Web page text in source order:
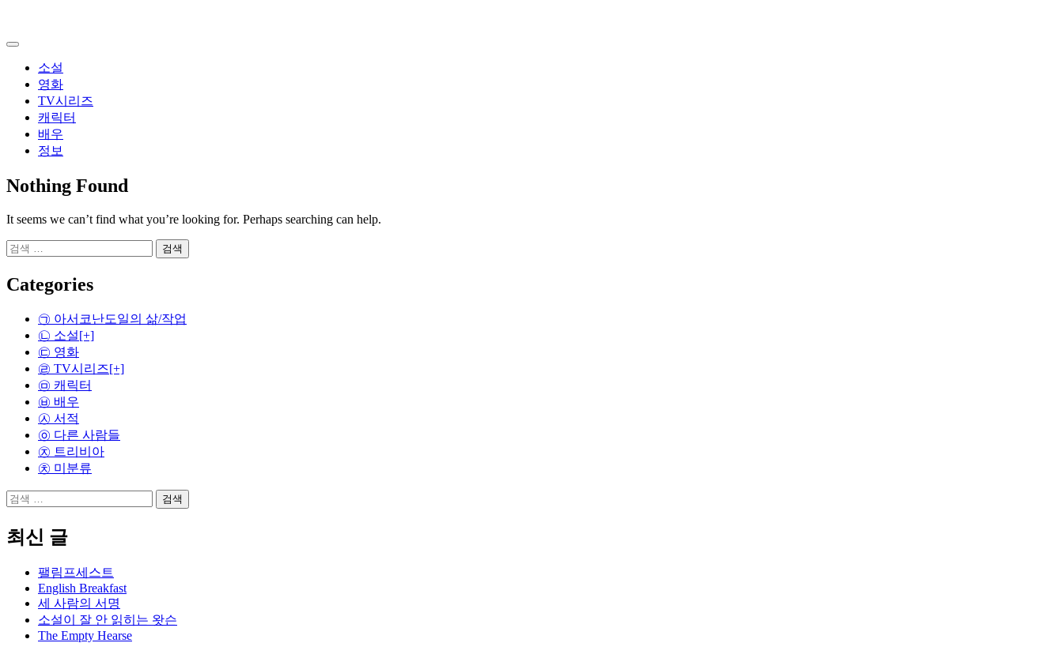
content
소설
영화
TV시리즈
캐릭터
배우
정보
Nothing Found
It seems we can’t find what you’re looking for. Perhaps searching can help.
검
Categories
㉠ 아서코난도일의 삶/작업
㉡ 소설[+]
㉢ 영화
㉣ TV시리즈[+]
㉤ 캐릭터
㉥ 배우
㉦ 서적
㉧ 다른 사람들
㉨ 트리비아
㉩ 미분류
검
최신 글
팰림프세스트
English Breakfast
세 사람의 서명
소설이 잘 안 읽히는 왓슨
The Empty Hearse